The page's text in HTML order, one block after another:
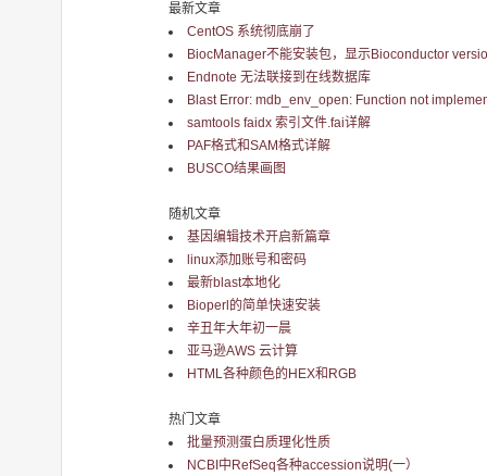
最新文章
CentOS 系统彻底崩了
BiocManager不能安装包，显示Bioconductor
Endnote 无法联接到在线数据库
Blast Error: mdb_env_open: Function not
samtools faidx 索引文件.fai详解
PAF格式和SAM格式详解
BUSCO结果画图
随机文章
基因编辑技术开启新篇章
linux添加账号和密码
最新blast本地化
Bioperl的简单快速安装
辛丑年大年初一晨
亚马逊AWS 云计算
HTML各种颜色的HEX和RGB
热门文章
批量预测蛋白质理化性质
NCBI中RefSeq各种accession说明(一）